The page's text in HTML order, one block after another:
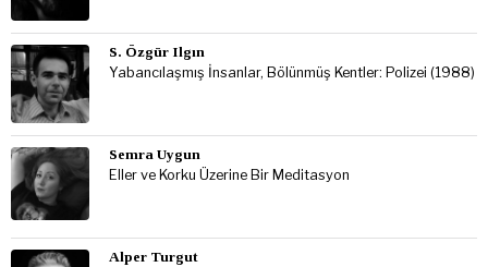
S. Özgür Ilgın
Yabancılaşmış İnsanlar, Bölünmüş Kentler: Polizei (1988)
Semra Uygun
Eller ve Korku Üzerine Bir Meditasyon
Alper Turgut